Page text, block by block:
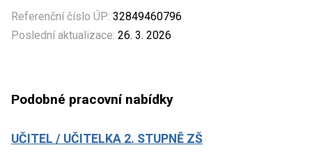
Referenční číslo ÚP: 32849460796
Poslední aktualizace: 26. 3. 2026
Podobné pracovní nabídky
UČITEL / UČITELKA 2. STUPNĚ ZŠ